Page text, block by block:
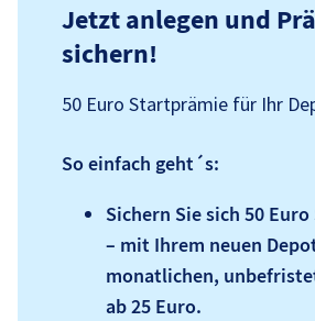
Jetzt anlegen und
sichern!
50 Euro Startprämie für Ihr
So einfach geht´s:
Sichern Sie sich 50
– mit Ihrem neuen
monatlichen,
ab 25 Euro.